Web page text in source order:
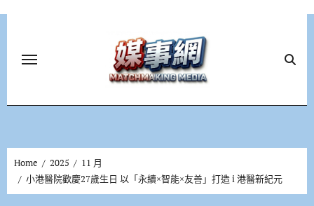
Home 2025
11 月
小港醫院歡慶27歲生日 以「永續×智能×友善」打造 i 港醫新紀元